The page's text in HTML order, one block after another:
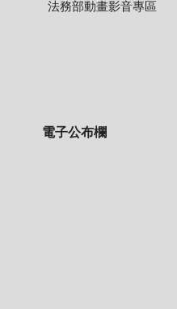
法務部動畫影音專區
電子公布欄